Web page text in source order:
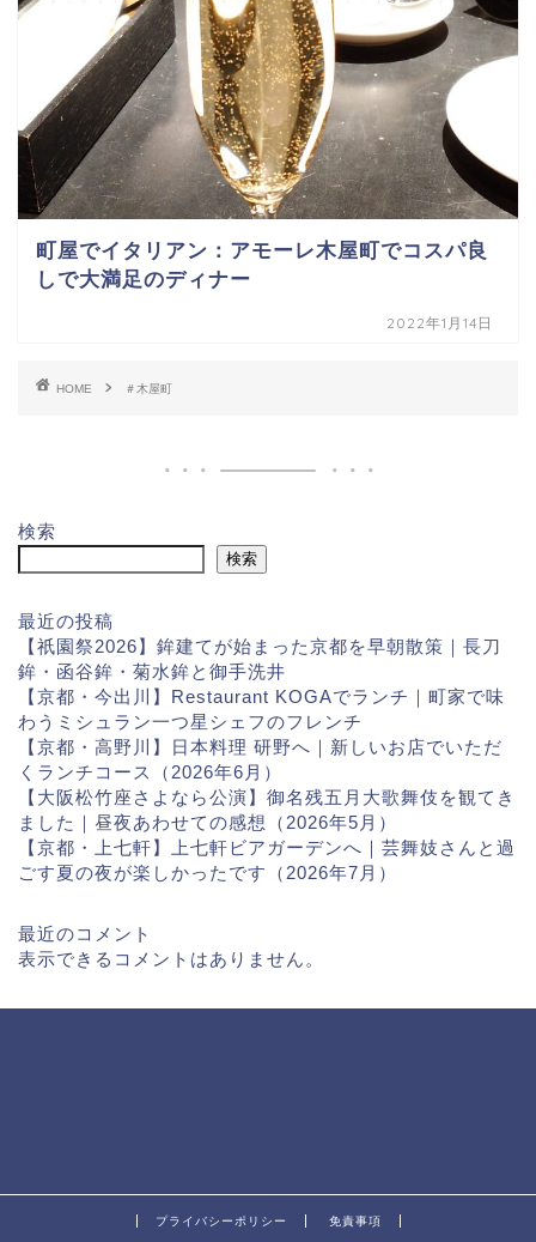
町屋でイタリアン：アモーレ木屋町でコスパ良
しで大満足のディナー
2022年1月14日
HOME ＃木屋町
検索
検索
最近の投稿
【祇園祭2026】鉾建てが始まった京都を早朝散策｜長刀
鉾・函谷鉾・菊水鉾と御手洗井
【京都・今出川】Restaurant KOGAでランチ｜町家で味
わうミシュラン一つ星シェフのフレンチ
【京都・高野川】日本料理 研野へ｜新しいお店でいただ
くランチコース（2026年6月）
【大阪松竹座さよなら公演】御名残五月大歌舞伎を観てき
ました｜昼夜あわせての感想（2026年5月）
【京都・上七軒】上七軒ビアガーデンへ｜芸舞妓さんと過
ごす夏の夜が楽しかったです（2026年7月）
最近のコメント
表示できるコメントはありません。
プライバシーポリシー 免責事項